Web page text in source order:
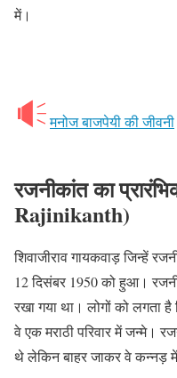
में।
मनोज बाजपेयी की जीवनी
रजनीकांत का
Rajinikanth)
शिवाजीराव गायकवाड़ जिन्हें
12 दिसंबर 1950 को हुआ।
रखा गया था। लोगों को लगता
वे एक मराठी परिवार में जन्मे।
थे लेकिन बाहर जाकर वे कन्नड़